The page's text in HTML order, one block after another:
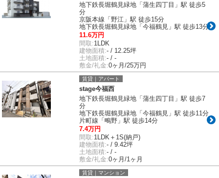
地下鉄長堀鶴見緑地「蒲生四丁目」駅 徒歩5
分
京阪本線「野江」駅 徒歩15分
地下鉄長堀鶴見緑地「今福鶴見」駅 徒歩13分
11.6万円
間取:1LDK
建物面積:- / 12.25坪
土地面積:- / -
敷金/礼金:0ヶ月/25万円
賃貸｜アパート
stage今福西
地下鉄長堀鶴見緑地「蒲生四丁目」駅 徒歩7
分
地下鉄長堀鶴見緑地「今福鶴見」駅 徒歩11分
片町線「鴫野」駅 徒歩14分
7.4万円
間取:1LDK＋1S(納戸)
建物面積:- / 9.42坪
土地面積:- / -
敷金/礼金:0ヶ月/1ヶ月
賃貸｜マンション